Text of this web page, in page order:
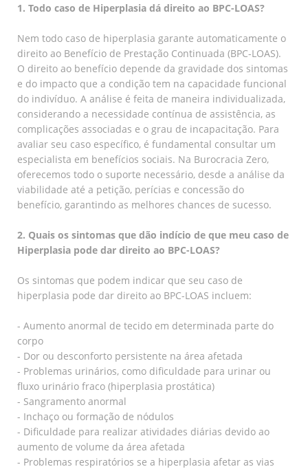
1. Todo caso de Hiperplasia dá direito ao BPC-LOAS?
Nem todo caso de hiperplasia garante automaticamente o
direito ao Benefício de Prestação Continuada (BPC-LOAS).
O direito ao benefício depende da gravidade dos sintomas
e do impacto que a condição tem na capacidade funcional
do indivíduo. A análise é feita de maneira individualizada,
considerando a necessidade contínua de assistência, as
complicações associadas e o grau de incapacitação. Para
avaliar seu caso específico, é fundamental consultar um
especialista em benefícios sociais. Na Burocracia Zero,
oferecemos todo o suporte necessário, desde a análise da
viabilidade até a petição, perícias e concessão do
benefício, garantindo as melhores chances de sucesso.
2. Quais os sintomas que dão indício de que meu caso de
Hiperplasia pode dar direito ao BPC-LOAS?
Os sintomas que podem indicar que seu caso de
hiperplasia pode dar direito ao BPC-LOAS incluem:
- Aumento anormal de tecido em determinada parte do
corpo
- Dor ou desconforto persistente na área afetada
- Problemas urinários, como dificuldade para urinar ou
fluxo urinário fraco (hiperplasia prostática)
- Sangramento anormal
- Inchaço ou formação de nódulos
- Dificuldade para realizar atividades diárias devido ao
aumento de volume da área afetada
- Problemas respiratórios se a hiperplasia afetar as vias